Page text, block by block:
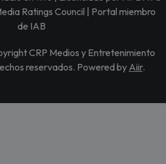
Ratings Council | Portal miembro
de IAB
CRP Medios y Entretenimiento
reservados. Powered by Aiir.